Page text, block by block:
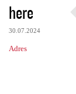
here
30.07.2024
Adres